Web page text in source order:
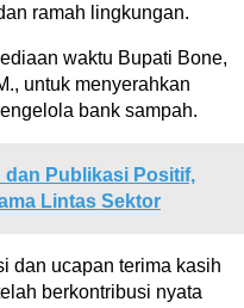
ramah lingkungan.
waktu Bupati Bone,
untuk menyerahkan
bank sampah.
dan Publikasi Positif,
Lintas Sektor
dan ucapan terima kasih
berkontribusi nyata